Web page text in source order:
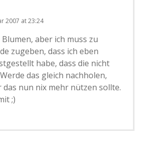
2007 at 23:24
aber ich muss zu
zugeben, dass ich eben
habe, dass die nicht
das gleich nachholen,
das nun nix mehr nützen sollte.
;)